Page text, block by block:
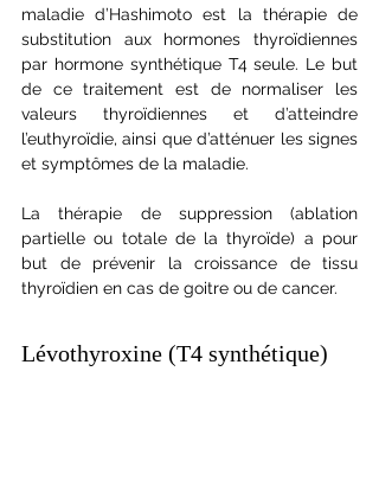
maladie d’Hashimoto est la thérapie de
substitution aux hormones thyroïdiennes
par hormone synthétique T4 seule. Le but
de ce traitement est de normaliser les
valeurs thyroïdiennes et d’atteindre
l’euthyroïdie, ainsi que d’atténuer les signes
et symptômes de la maladie.
La thérapie de suppression (ablation
partielle ou totale de la thyroïde) a pour
but de prévenir la croissance de tissu
thyroïdien en cas de goitre ou de cancer.
Lévothyroxine (T4 synthétique)